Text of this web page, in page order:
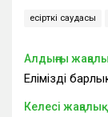
есірткі саудасы
Алдыңғы
Еліміздің
Келесі жаңалық